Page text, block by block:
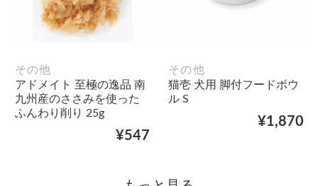
その他
アドメイト 至極の逸品 南
九州産のささみを使った
ふんわり削り 25g
¥547
その他
猫壱 犬用 脚付フードボウ
ル S
¥1,870